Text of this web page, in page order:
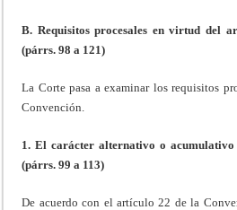
B. Requisitos procesales en virtud del
(párrs. 98 a 121)
La Corte pasa a examinar los requisitos
Convención.
1. El carácter alternativo o acumulativo
(párrs. 99 a 113)
De acuerdo con el artículo 22 de la